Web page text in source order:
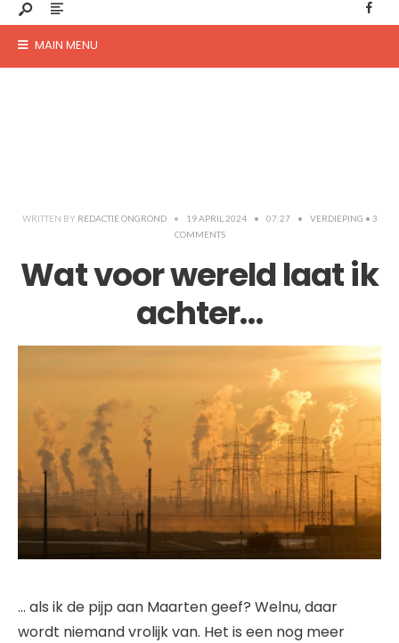
MAIN MENU
WRITTEN BY REDACTIE ONGROND • 19 APRIL 2024 • 07:27 • VERDIEPING • 3
COMMENTS
Wat voor wereld laat ik
achter…
… als ik de pijp aan Maarten geef? Welnu, daar
wordt niemand vrolijk van. Het is een nog meer